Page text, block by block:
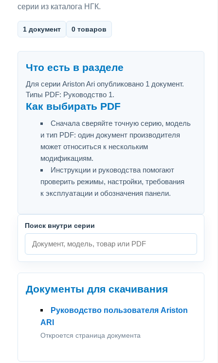
серии из каталога НГК.
1 документ 0 товаров
Что есть в разделе
Для серии Ariston Ari опубликовано 1 документ.
Типы PDF: Руководство 1.
Как выбирать PDF
Сначала сверяйте точную серию, модель
и тип PDF: один документ производителя
может относиться к нескольким
модификациям.
Инструкции и руководства помогают
проверить режимы, настройки, требования
к эксплуатации и обозначения панели.
Поиск внутри серии
Документы для скачивания
Руководство пользователя Ariston
ARI
Откроется страница документа